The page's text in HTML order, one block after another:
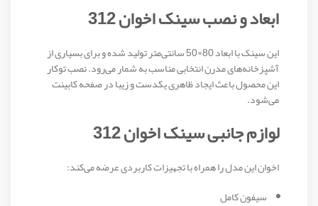
ابعاد و نصب سینک اخوان 312
این سینک با ابعاد 80×50 سانتی‌متر تولید شده و برای بسیاری از
آشپزخانه‌های مدرن انتخابی مناسب به شمار می‌رود. نصب توکار
این محصول باعث ایجاد ظاهری یکدست و زیبا در صفحه کابینت
می‌شود.
لوازم جانبی سینک اخوان 312
اخوان این مدل را همراه با تجهیزات کاربردی عرضه می‌کند:
سیفون کامل